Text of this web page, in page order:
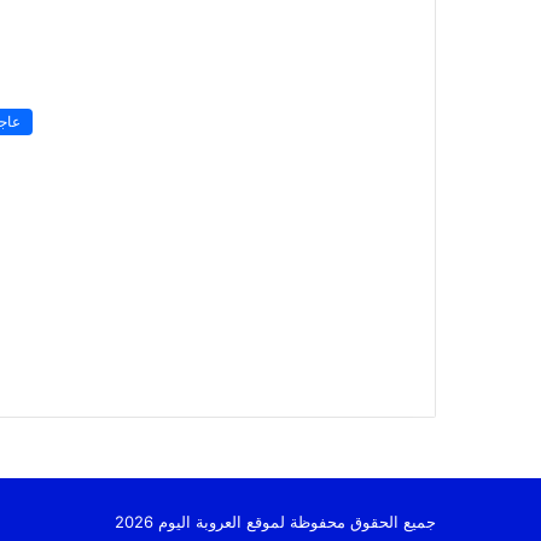
جميع الحقوق محفوظة لموقع العروبة اليوم 2026